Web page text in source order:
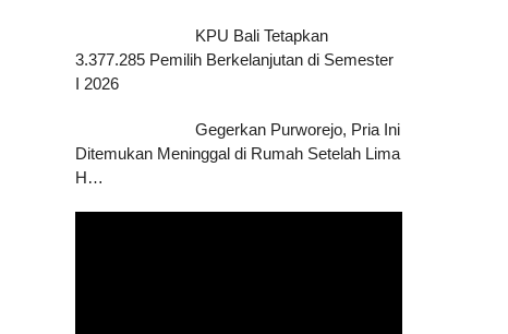
KPU Bali Tetapkan
3.377.285 Pemilih Berkelanjutan di Semester
I 2026
Gegerkan Purworejo, Pria Ini
Ditemukan Meninggal di Rumah Setelah Lima
H…